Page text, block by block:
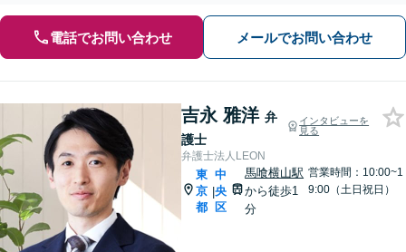
電話でお問い合わせ メールでお問い合わせ
吉永 雅洋 弁
護士
インタビューを
見る
弁護士法人LEON
東
京
都
|
中
央
区
馬喰横山駅
から徒歩1
分
営業時間：10:00~1
9:00（土日祝日）